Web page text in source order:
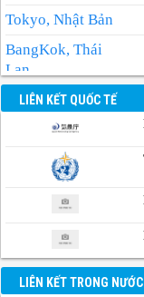
Tokyo, Nhật Bản
BangKok, Thái
Lan
Manila, Philippin
Phnom-Penh,
Campuchia
LIÊN KẾT QUỐC TẾ
LIÊN KẾT TRONG NƯỚC